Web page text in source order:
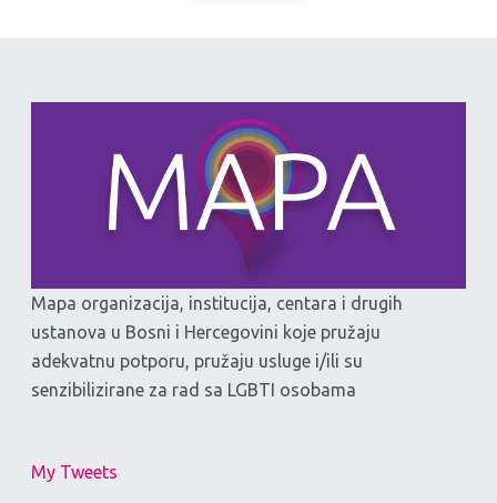
Mapa organizacija, institucija, centara i drugih
ustanova u Bosni i Hercegovini koje pružaju
adekvatnu potporu, pružaju usluge i/ili su
senzibilizirane za rad sa LGBTI osobama
My Tweets